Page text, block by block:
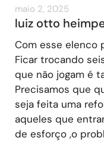
maio 2, 2025
luiz otto
Com esse elenco
Ficar trocando
que não jogam é
Precisamos que
seja feita uma
aqueles que
de esforço ,o